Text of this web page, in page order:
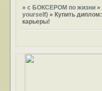
»с БОКСЕРОМ по жизни »
yourself) » Купить
карьеры!